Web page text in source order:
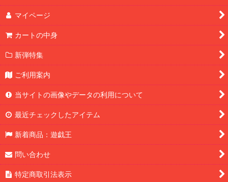
絞り込む
マイページ
カートの中身
新弾特集
ご利用案内
当サイトの画像やデータの利用について
最近チェックしたアイテム
新着商品：遊戯王
問い合わせ
特定商取引法表示